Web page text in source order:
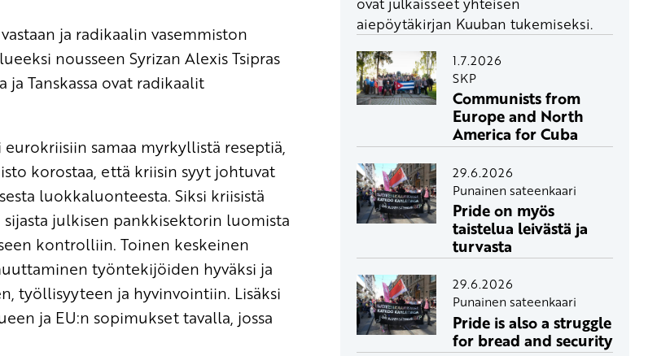
ja radikaalin vasemmiston
nousseen Syrizan Alexis Tsipras
ja Tanskassa ovat radikaalit
samaa myrkyllistä reseptiä,
korostaa, että kriisin syyt johtuvat
luokkaluonteesta. Siksi kriisistä
julkisen pankkisektorin luomista
kontrolliin. Toinen keskeinen
työntekijöiden hyväksi ja
työllisyyteen ja hyvinvointiin. Lisäksi
ja EU:n sopimukset tavalla, jossa
aiepöytäkirjan Kuuban tukemiseksi.
1.7.2026
SKP
Communists from
Europe and North
America for Cuba
29.6.2026
Punainen sateenkaari
Pride on myös
taistelua leivästä ja
turvasta
29.6.2026
Punainen sateenkaari
Pride is also a struggle
for bread and security